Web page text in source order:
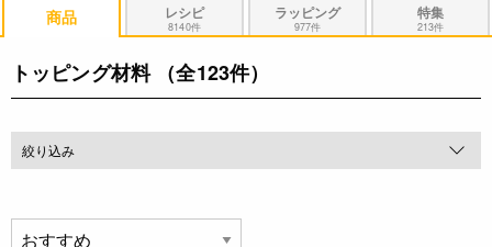
商品 レシピ
8140件
ラッピング
977件
特集
213件
トッピング材料 （全123件）
絞り込み